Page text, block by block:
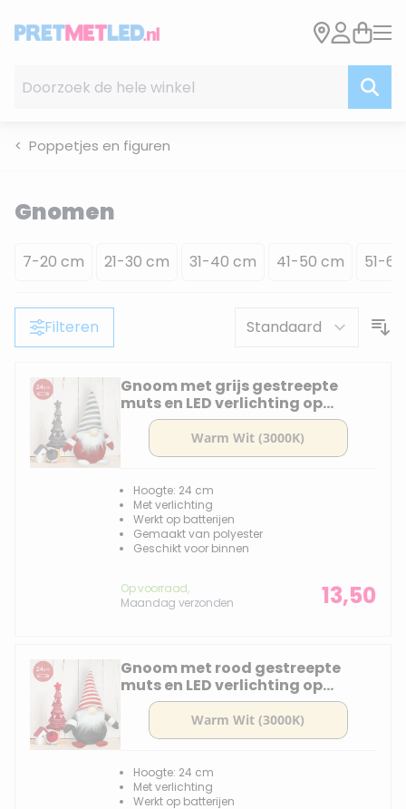
Poppetjes en figuren
Gnomen
7-20 cm 21-30 cm 31-40 cm 41-50 cm 51-
Filteren
Gnoom met grijs gestreepte
muts en LED verlichting op
batterijen - 24CM
Hoogte: 24 cm
Met verlichting
Werkt op batterijen
Gemaakt van polyester
Geschikt voor binnen
Op voorraad,
Maandag verzonden
13,50
Gnoom met rood gestreepte
muts en LED verlichting op
batterijen - 24CM
Hoogte: 24 cm
Met verlichting
Werkt op batterijen